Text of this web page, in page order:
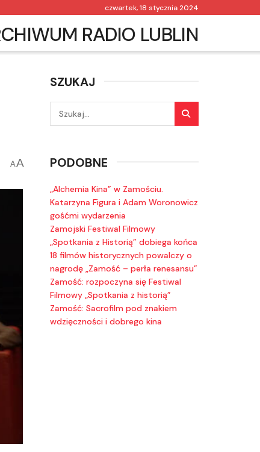
czwartek, 18 stycznia 2024
RADIO LUBLIN
AA
SZUKAJ
PODOBNE
„Alchemia Kina” w Zamościu.
Katarzyna Figura i Adam Woronowicz
gośćmi wydarzenia
Zamojski Festiwal Filmowy
„Spotkania z Historią” dobiega końca
18 filmów historycznych powalczy o
nagrodę „Zamość – perła renesansu”
Zamość: rozpoczyna się Festiwal
Filmowy „Spotkania z historią”
Zamość: Sacrofilm pod znakiem
wdzięczności i dobrego kina